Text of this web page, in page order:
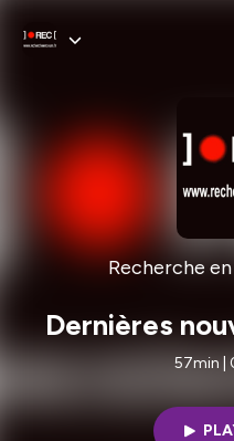
Recherche
Dernières
57min |